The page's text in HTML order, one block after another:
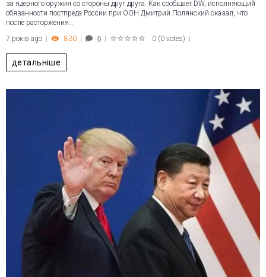
за ядерного оружия со стороны друг друга. Как сообщает DW, исполняющий
обязанности постпреда России при ООН Дмитрий Полянский сказал, что
после расторжения…
7 років ago
830 0 0 (0 votes)
детальніше